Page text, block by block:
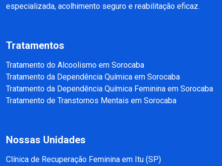
especializada, acolhimento seguro e reabilitação eficaz.
Tratamentos
Tratamento do Alcoolismo em Sorocaba
Tratamento da Dependência Química em Sorocaba
Tratamento da Dependência Química Feminina em Sorocaba
Tratamento de Transtornos Mentais em Sorocaba
Nossas Unidades
Clínica de Recuperação Feminina em Itu (SP)